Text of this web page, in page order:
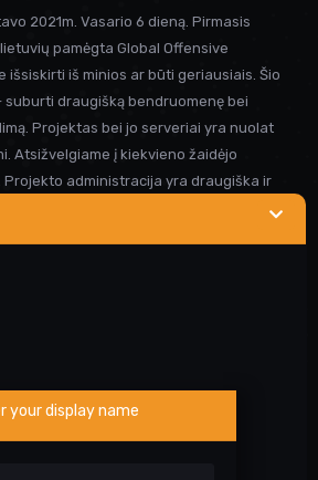
your display name
2021m. Vasario 6 dieną. Pirmasis
pamėgta Global Offensive
išsiskirti iš minios ar būti geriausiais. Šio
draugišką bendruomenę bei
Projektas bei jo serveriai yra nuolat
Atsižvelgiame į kiekvieno žaidėjo
administracija yra draugiška ir
pagalbos. Iki susitikimo serveryje!